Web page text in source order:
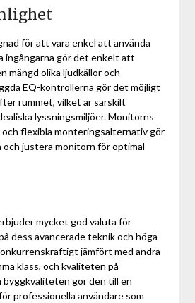
för att vara enkel att använda
ingångarna gör det enkelt att
mängd olika ljudkällor och
EQ-kontrollerna gör det möjligt
rummet, vilket är särskilt
lyssningsmiljöer. Monitorns
flexibla monteringsalternativ gör
justera monitorn för optimal
mycket god valuta för
dess avancerade teknik och höga
jämfört med andra
klass, och kvaliteten på
gör den till en
professionella användare som